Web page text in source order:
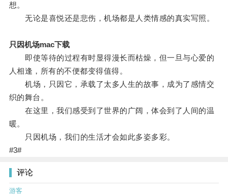
想。
无论是喜悦还是悲伤，机场都是人类情感的真实写照。
只因机场mac下载
即使等待的过程有时显得漫长而枯燥，但一旦与心爱的
人相逢，所有的不便都变得值得。
机场，只因它，承载了太多人生的故事，成为了感情交
织的舞台。
在这里，我们感受到了世界的广阔，体会到了人间的温
暖。
只因机场，我们的生活才会如此多姿多彩。
#3#
评论
游客